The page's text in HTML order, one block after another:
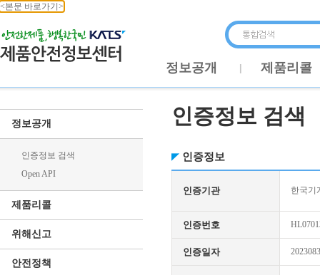
<본문 바로가기>
정보공개 제품리콜
정보공개
인증정보 검색
Open API
제품리콜
위해신고
안전정책
인증정보 검색
인증정보
인증기관 한국기
인증번호
인증일자